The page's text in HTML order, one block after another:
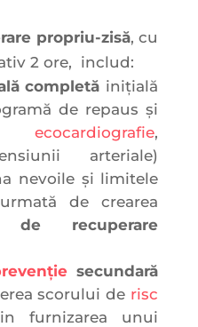
propriu-zisă, cu
2 ore, includ:
completă inițială
de repaus și
ecocardiografie,
arteriale)
nevoile și limitele
de crearea
de recuperare
secundară
scorului de risc
furnizarea unui